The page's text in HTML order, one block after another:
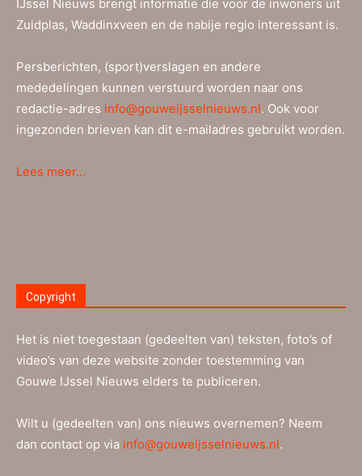
IJssel Nieuws brengt informatie die voor de inwoners uit
Zuidplas, Waddinxveen en de nabije regio interessant is.
Persberichten, (sport)verslagen en andere
mededelingen kunnen verstuurd worden naar ons
redactie-adres info@gouweijsselnieuws.nl. Ook voor
ingezonden brieven kan dit e-mailadres gebruikt worden.
Lees meer…
Copyright
Het is niet toegestaan (gedeelten van) teksten, foto’s of
video’s van deze website zonder toestemming van
Gouwe IJssel Nieuws elders te publiceren.
Wilt u (gedeelten van) ons nieuws overnemen? Neem
dan contact op via info@gouweijsselnieuws.nl.